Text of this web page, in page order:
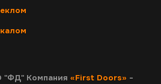
"ФД" Компания «First Doors» -